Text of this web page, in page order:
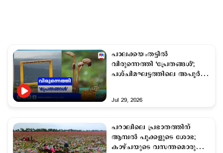
പാലക്കയംതട്ടില്‍
വിരുന്നെത്തി 'പ്രേതങ്ങള്‍';
പശ്ചിമഘട്ടത്തിലെ അപൂർവ
Jul 29, 2026
പറാലിലെ പ്രഭാതത്തിന്
ആമ്പൽ പൂക്കളുടെ ശോഭ;
കാഴ്ചയുടെ വസന്തമൊരുക്കി